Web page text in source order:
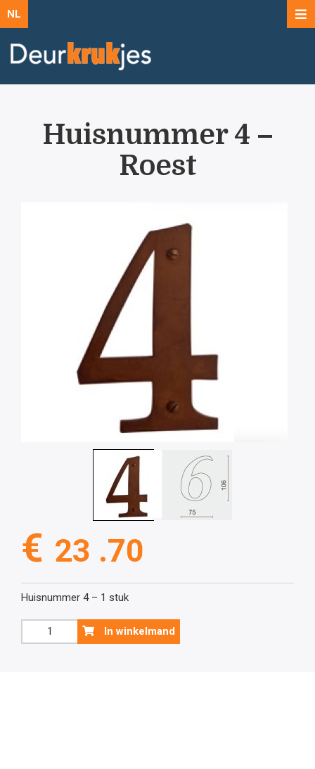
NL
Huisnummer 4 –
Roest
€ 23 .70
Huisnummer 4 – 1 stuk
Huisnummer
4
In winkelmand